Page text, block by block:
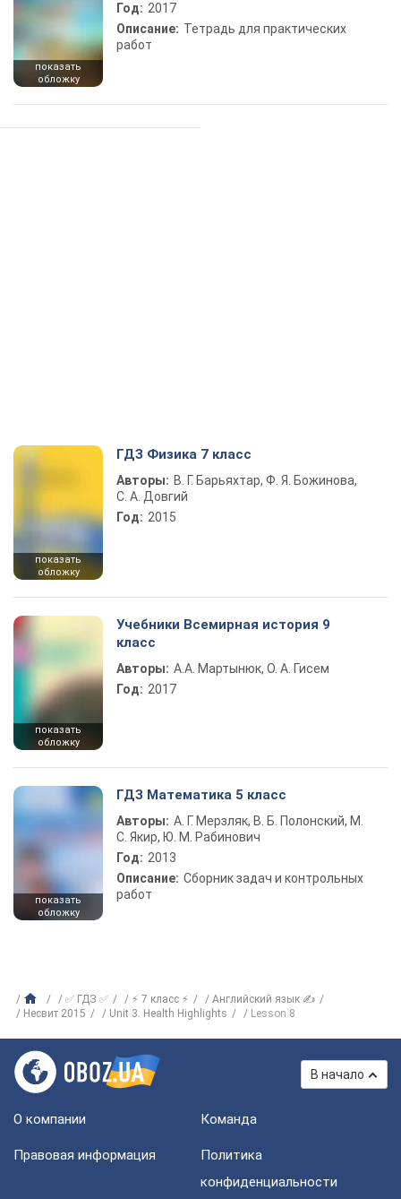
показать
обложку
Год: 2017
Описание: Тетрадь для практических
работ
показать
обложку
ГДЗ Физика 7 класс
Авторы: В. Г. Барьяхтар, Ф. Я. Божинова,
С. А. Довгий
Год: 2015
показать
обложку
Учебники Всемирная история 9
класс
Авторы: А.А. Мартынюк, О. А. Гисем
Год: 2017
показать
обложку
ГДЗ Математика 5 класс
Авторы: А. Г. Мерзляк, В. Б. Полонский, М.
С. Якир, Ю. М. Рабинович
Год: 2013
Описание: Сборник задач и контрольных
работ
✅ ГДЗ ✅ ⚡ 7 класс ⚡
Английский язык ✍
Несвит 2015
Unit 3. Health Highlights Lesson 8
В начало
О компании Команда
Правовая информация
Политика
конфиденциальности